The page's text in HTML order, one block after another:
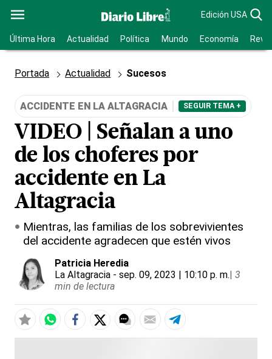
Edición USA
Última Hora Actualidad Política Mundo Economía
Portada Actualidad Sucesos
ACCIDENTE EN LA ALTAGRACIA SEGUIR TEMA +
VIDEO | Señalan a uno
de los choferes por
accidente en La
Altagracia
Mientras, las familias de los sobrevivientes
del accidente agradecen que estén vivos
Patricia Heredia
La Altagracia - sep. 09, 2023 | 10:10 p. m.| 3
min de lectura